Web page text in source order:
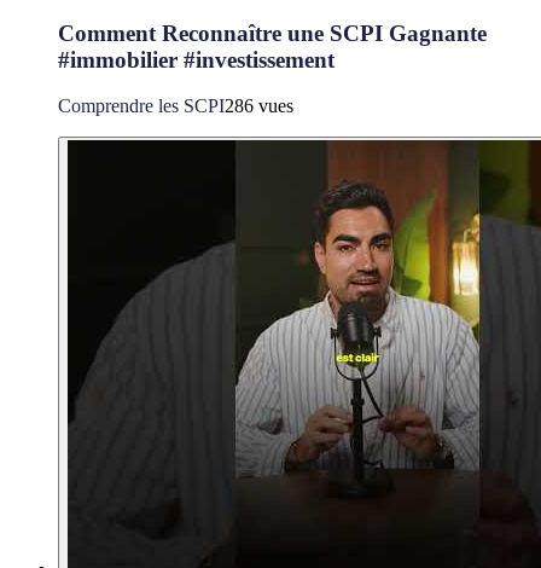
Comment Reconnaître une SCPI Gagnante
#immobilier #investissement
Comprendre les SCPI286 vues